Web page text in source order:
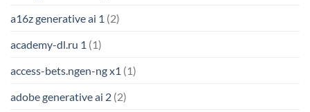
a16z generative ai 1 (2)
academy-dl.ru 1 (1)
access-bets.ngen-ng x1 (1)
adobe generative ai 2 (2)